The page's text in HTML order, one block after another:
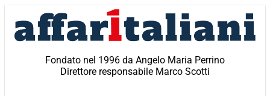
contenuto
Fondato nel 1996 da Angelo Maria Perrino
Direttore responsabile Marco Scotti